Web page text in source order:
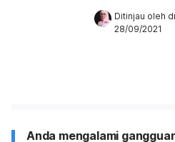
Ditinjau oleh
28/09/2021
Anda mengalami